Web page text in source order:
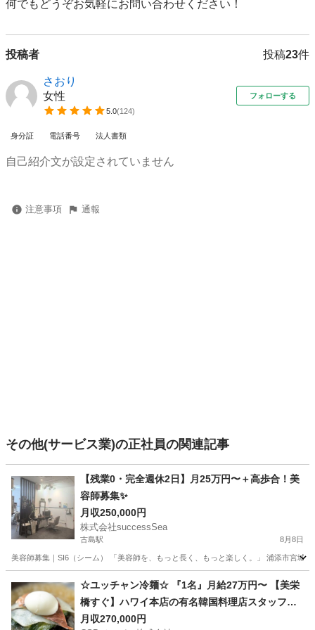
何でもどうぞお気軽にお問い合わせください！
投稿者 投稿23件
さおり
女性
5.0(124)
フォローする
身分証 電話番号 法人書類
自己紹介文が設定されていません
注意事項 通報
その他(サービス業)の正社員の関連記事
【残業0・完全週休2日】月25万円〜＋高歩合！美
容師募集✨
月収250,000円
株式会社successSea
古島駅 8月8日
美容師募集｜SI6（シーム） 「美容師を、もっと長く、もっと楽しく。」 浦添市宮城
美容師
☆ユッチャン冷麺☆ 『1名』月給27万円〜 【美栄
橋すぐ】ハワイ本店の有名韓国料理店スタッフ募
集！！ 移住支援金有り！
月収270,000円